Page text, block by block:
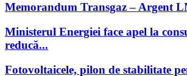
Memorandum Transgaz – Argent
Ministerul Energiei face apel la
reducă...
Fotovoltaicele, pilon de stabilitate